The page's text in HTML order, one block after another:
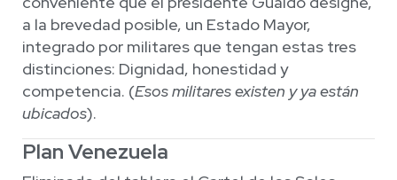
a la brevedad posible, un Estado Mayor,
integrado por militares que tengan estas tres
distinciones: Dignidad, honestidad y
competencia. (Esos militares existen y ya están
ubicados).
Plan Venezuela